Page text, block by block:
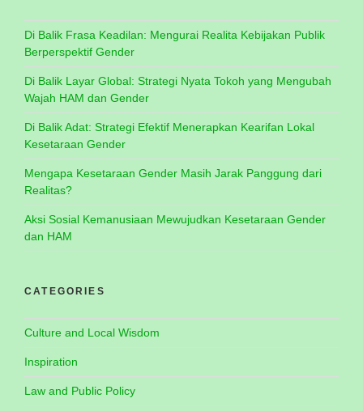
Di Balik Frasa Keadilan: Mengurai Realita Kebijakan Publik
Berperspektif Gender
Di Balik Layar Global: Strategi Nyata Tokoh yang Mengubah
Wajah HAM dan Gender
Di Balik Adat: Strategi Efektif Menerapkan Kearifan Lokal
Kesetaraan Gender
Mengapa Kesetaraan Gender Masih Jarak Panggung dari
Realitas?
Aksi Sosial Kemanusiaan Mewujudkan Kesetaraan Gender
dan HAM
CATEGORIES
Culture and Local Wisdom
Inspiration
Law and Public Policy